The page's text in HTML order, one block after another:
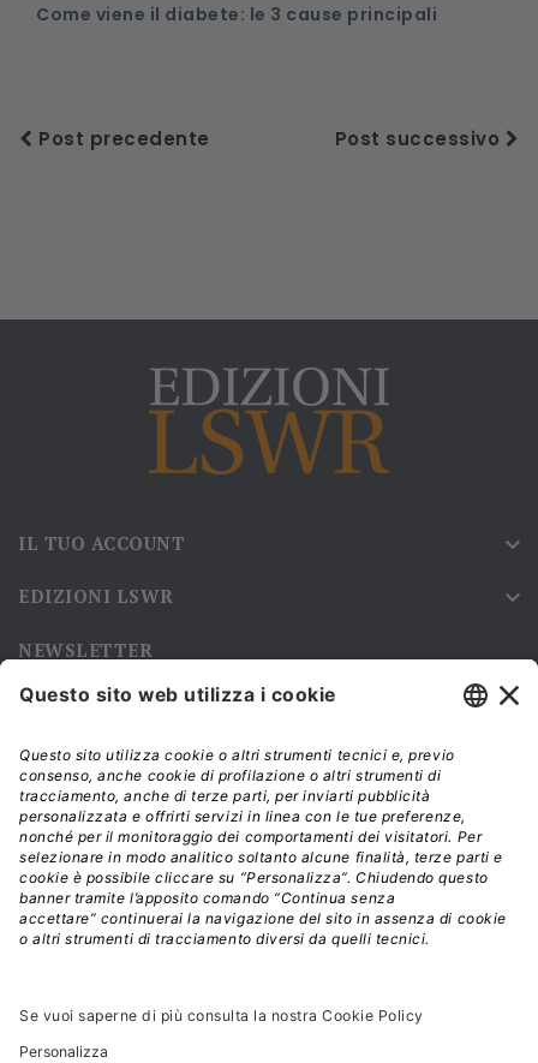
Come viene il diabete: le 3 cause principali
Post precedente Post successivo
IL TUO ACCOUNT 
EDIZIONI LSWR 
NEWSLETTER
Iscriviti alla nostra newsletter e rimani sempre aggiornato sulle
Modalità di acquisto e tempi di spedizione
Diritto di recesso
Privacy policy
Termini e condizioni d'uso